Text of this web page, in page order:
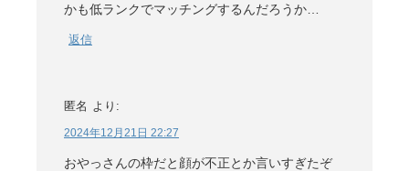
かも低ランクでマッチングするんだろうか…
返信
匿名 より:
2024年12月21日 22:27
おやっさんの枠だと顔が不正とか言いすぎたぞ